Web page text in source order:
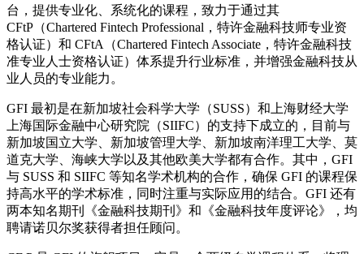
台，提供专业化、系统化的课程，致力于通过其
CFtP（Chartered Fintech Professional，特许金融科技师专业资
格认证）和 CFtA（Chartered Fintech Associate，特许金融科技
准专业人士资格认证）体系提升行业标准，并增强金融科技从
业人员的专业能力。
GFI 最初是在新加坡社会科学大学（SUSS）和上海财经大学
上海国际金融中心研究院（SIIFC）的支持下成立的，目前与
新加坡国立大学、新加坡管理大学、新加坡南洋理工大学、莫
道克大学、海峡大学以及其他欧美大学都有合作。其中，GFI
与 SUSS 和 SIIFC 等知名学术机构的合作，确保 GFI 的课程保
持高水平的学术标准，同时注重与实际应用的结合。GFI 还有
两本知名期刊《金融科技期刊》和《金融科技年度评论》，均
聘请诺贝尔奖获得者担任顾问。